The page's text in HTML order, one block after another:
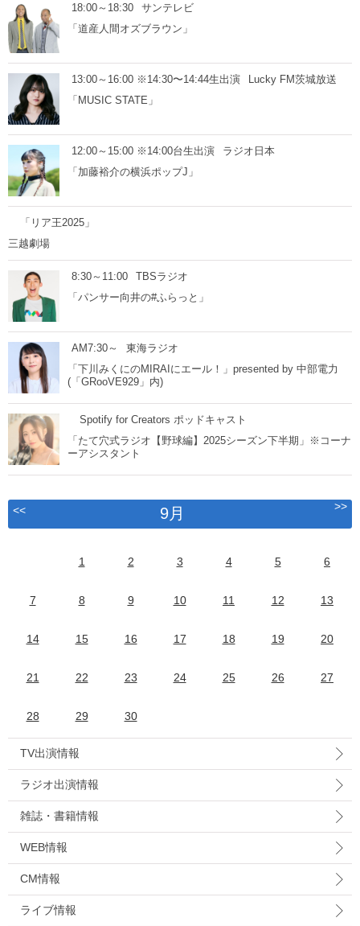
18:00～18:30
サンテレビ
「道産人間オズブラウン」
13:00～16:00 ※14:30〜14:44生出演
Lucky FM茨城放送
「MUSIC STATE」
12:00～15:00 ※14:00台生出演
ラジオ日本
「加藤裕介の横浜ポップJ」
「リア王2025」
三越劇場
8:30～11:00
TBSラジオ
「パンサー向井の#ふらっと」
AM7:30～
東海ラジオ
「下川みくにのMIRAIにエール！」presented by 中部電力
(「GRooVE929」内)
Spotify for Creators ポッドキャスト
「たて穴式ラジオ【野球編】2025シーズン下半期」※コーナ
ーアシスタント
<< 9月 >>
1 2 3 4 5 6
7 8 9 10 11 12 13
14 15 16 17 18 19 20
21 22 23 24 25 26 27
28 29 30
TV出演情報
ラジオ出演情報
雑誌・書籍情報
WEB情報
CM情報
ライブ情報